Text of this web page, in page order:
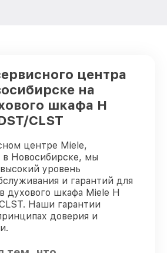
центра
на
шкафа H
CLST
центре Miele,
Новосибирске, мы
уровень
и гарантий для
духового шкафа Miele H
Наши гарантии
доверия и